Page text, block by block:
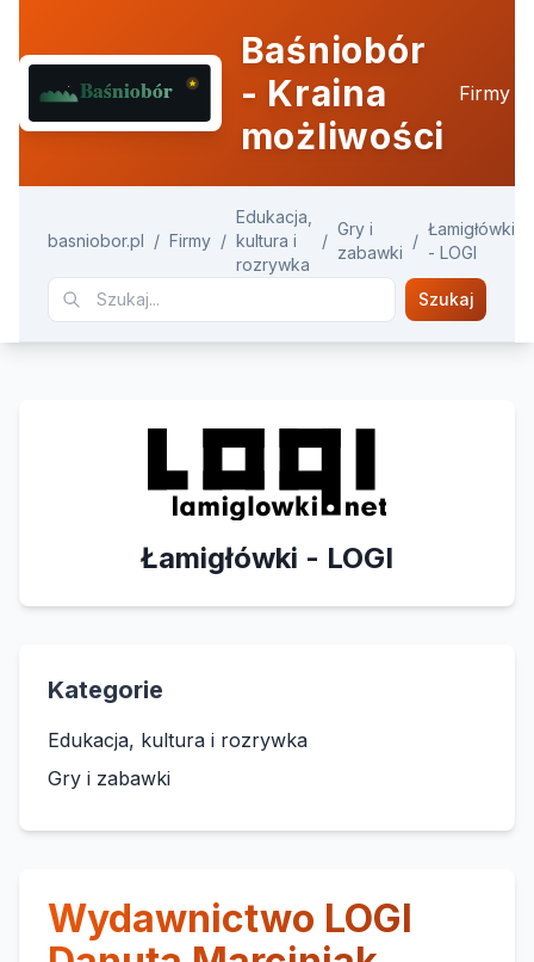
Baśniobór
- Kraina
możliwości
Firmy
basniobor.pl / Firmy /
Edukacja,
kultura i
rozrywka
/
Gry i
zabawki
/
Łamigłówki
- LOGI
Szukaj
Łamigłówki - LOGI
Kategorie
Edukacja, kultura i rozrywka
Gry i zabawki
Wydawnictwo LOGI